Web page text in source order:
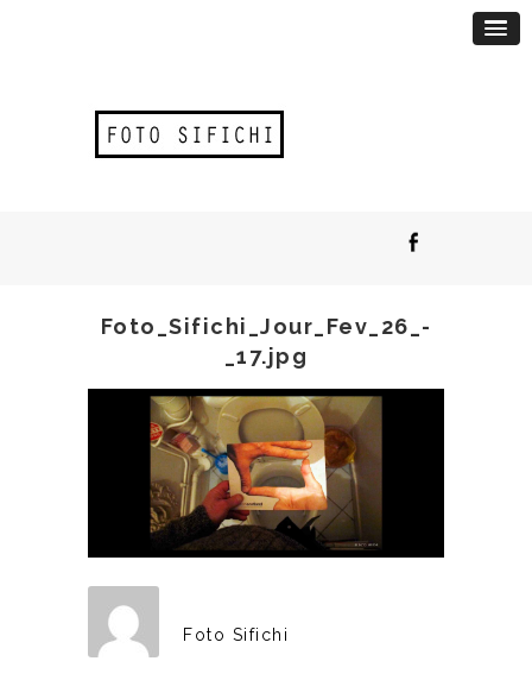
Foto_Sifichi_Jour_Fev_26_-
_17.jpg
Foto Sifichi